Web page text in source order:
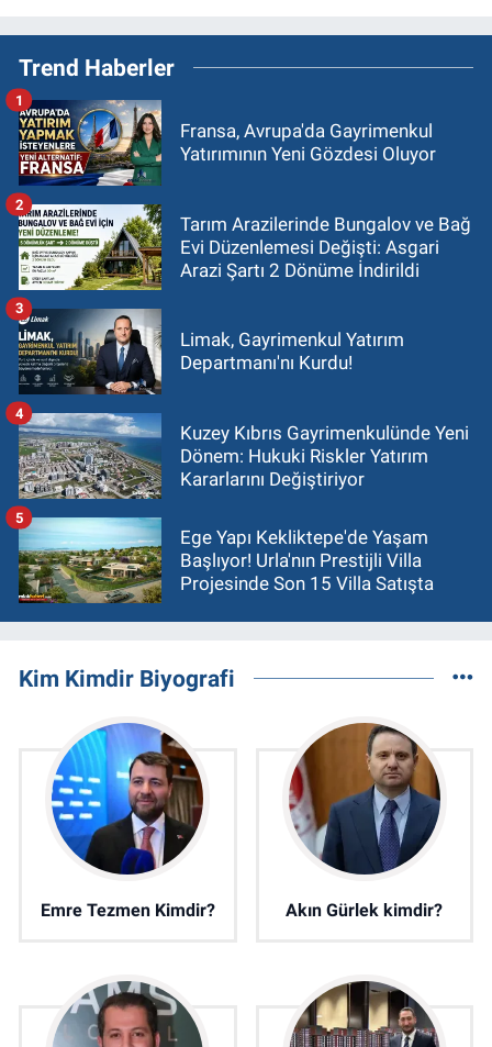
Trend Haberler
Fransa, Avrupa'da Gayrimenkul
Yatırımının Yeni Gözdesi Oluyor
1
Tarım Arazilerinde Bungalov ve Bağ
Evi Düzenlemesi Değişti: Asgari
Arazi Şartı 2 Dönüme İndirildi
2
Limak, Gayrimenkul Yatırım
Departmanı'nı Kurdu!
3
Kuzey Kıbrıs Gayrimenkulünde Yeni
Dönem: Hukuki Riskler Yatırım
Kararlarını Değiştiriyor
4
Ege Yapı Kekliktepe'de Yaşam
Başlıyor! Urla'nın Prestijli Villa
Projesinde Son 15 Villa Satışta
5
Kim Kimdir Biyografi
Emre Tezmen Kimdir? Akın Gürlek kimdir?